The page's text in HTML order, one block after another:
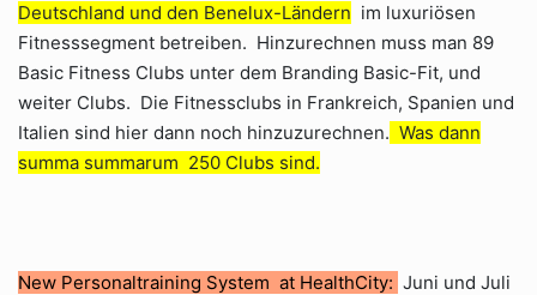
Deutschland und den Benelux-Ländern im luxuriösen
Fitnesssegment betreiben. Hinzurechnen muss man 89
Basic Fitness Clubs unter dem Branding Basic-Fit, und
weiter Clubs. Die Fitnessclubs in Frankreich, Spanien und
Italien sind hier dann noch hinzuzurechnen. Was dann
summa summarum 250 Clubs sind.
New Personaltraining System at HealthCity: Juni und Juli